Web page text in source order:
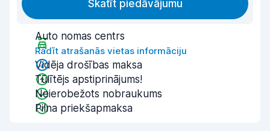
Skatīt piedāvājumu
Auto nomas centrs
Rādīt atrašanās vietas informāciju
Vidēja drošības maksa
Tūlītējs apstiprinājums!
Neierobežots nobraukums
Pilna priekšapmaksa